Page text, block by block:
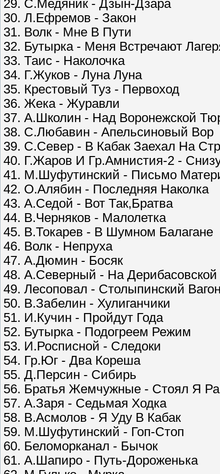
29. С.Медяник - Дзын-Дзара
30. Л.Ефремов - Закон
31. Волк - Мне В Пути
32. Бутырка - Меня Встречают
33. Таис - Наколочка
34. Г.Жуков - Луна Луна
35. Крестовый Туз - Первоход
36. Жека - Журавли
37. А.Школин - Над Воронежской
38. С.Любавин - Апельсиновый Вор
39. С.Север - В Кабак Заехал На
40. Г.Жаров И Гр.Амнистия-2 -
41. М.Шуфутинский - Письмо
42. О.Алябин - Последняя Наколка
43. А.Седой - Вот Так,Братва
44. В.Черняков - Малолетка
45. В.Токарев - В Шумном Балагане
46. Волк - Непруха
47. А.Дюмин - Босяк
48. А.Северный - На Дерибасовской
49. Лесоповал - Столыпинский
50. В.Забелин - Хулиганчики
51. И.Кучин - Пройдут Года
52. Бутырка - Подогреем Режим
53. И.Росписной - Следоки
54. Гр.Юг - Два Кореша
55. Д.Персин - Сибирь
56. Братья Жемчужные - Стоял Я
57. А.Заря - Седьмая Ходка
58. В.Асмолов - Я Уду В Кабак
59. М.Шуфутинский - Гоп-Стоп
60. Беломорканал - Бычок
61. А.Шапиро - Путь-Дороженька